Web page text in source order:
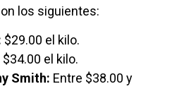
los siguientes:
$29.00 el kilo.
$34.00 el kilo.
Smith: Entre $38.00 y